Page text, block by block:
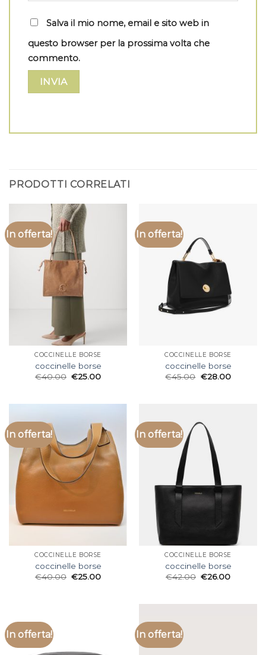
Salva il mio nome, email e sito web in
questo browser per la prossima volta che
commento.
PRODOTTI CORRELATI
In offerta!
COCCINELLE BORSE
coccinelle borse
€40.00 €25.00
In offerta!
COCCINELLE BORSE
coccinelle borse
€45.00 €28.00
In offerta!
COCCINELLE BORSE
coccinelle borse
€40.00 €25.00
In offerta!
COCCINELLE BORSE
coccinelle borse
€42.00 €26.00
In offerta! In offerta!